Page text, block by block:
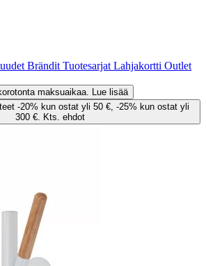
Brändit Tuotesarjat Lahjakortti Outlet
maksuaikaa. Lue lisää
-20% kun ostat yli 50 €, -25% kun ostat yli
300 €. Kts. ehdot